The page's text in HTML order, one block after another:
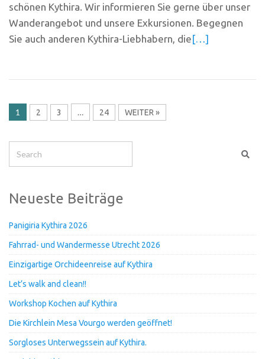
schönen Kythira. Wir informieren Sie gerne über unser
Wanderangebot und unsere Exkursionen. Begegnen
Sie auch anderen Kythira-Liebhabern, die[…]
1 2 3 … 24 WEITER »
Neueste Beiträge
Panigiria Kythira 2026
Fahrrad- und Wandermesse Utrecht 2026
Einzigartige Orchideenreise auf Kythira
Let’s walk and clean!!
Workshop Kochen auf Kythira
Die Kirchlein Mesa Vourgo werden geöffnet!
Sorgloses Unterwegssein auf Kythira.